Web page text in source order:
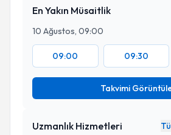
En Yakın Müsaitlik
10 Ağustos, 09:00
09:00 09:30
Takvimi
Uzmanlık Hizmetleri